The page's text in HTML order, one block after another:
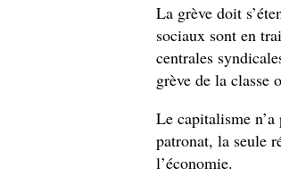
La grève doit
sociaux sont en
centrales
grève de la classe
Le capitalisme
patronat, la seule
l’économie.